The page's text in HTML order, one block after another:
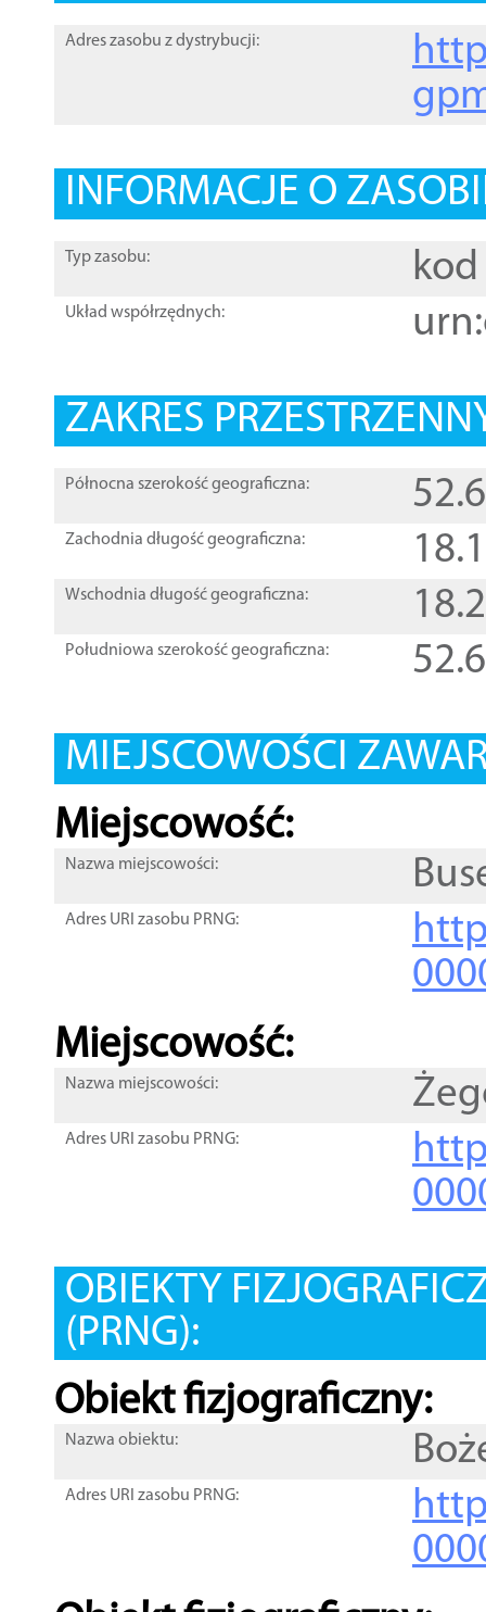
Adres zasobu z dystrybucji:
INFORMACJE O
Typ zasobu: kod
Układ współrzędnych:
ZAKRES
Północna szerokość geograficzna:
Zachodnia długość geograficzna:
Wschodnia długość geograficzna:
Południowa szerokość geograficzna:
MIEJSCOWOŚCI
Miejscowość:
Nazwa miejscowości:
Adres URI zasobu PRNG:
Miejscowość:
Nazwa miejscowości:
Adres URI zasobu PRNG:
OBIEKTY
(PRNG):
Obiekt fizjograficzny:
Nazwa obiektu:
Adres URI zasobu PRNG: